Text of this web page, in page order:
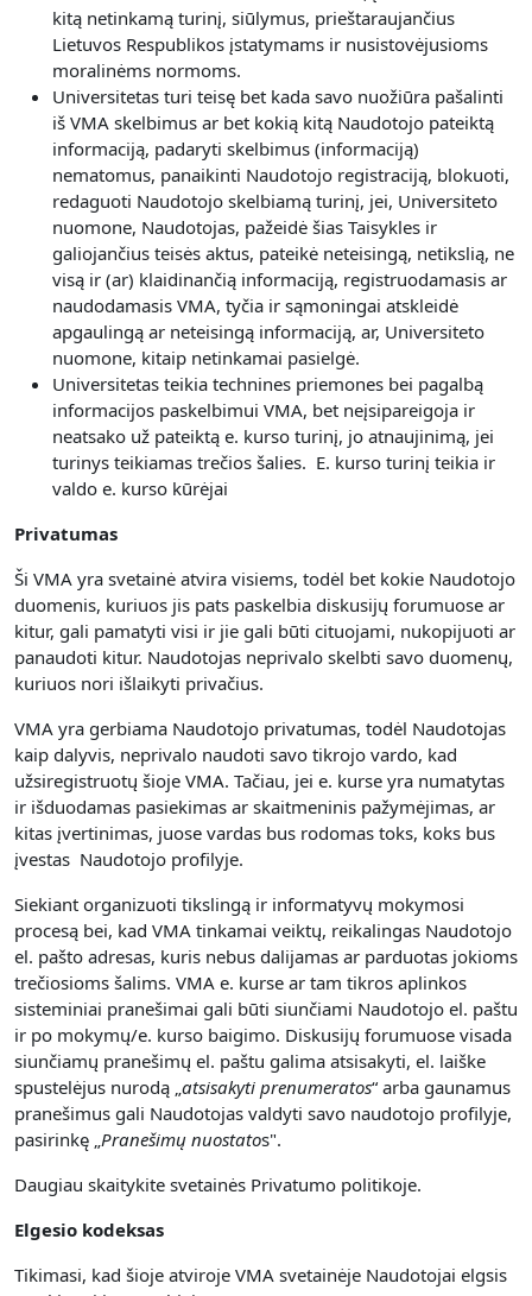
kitą netinkamą turinį, siūlymus, prieštaraujančius
Lietuvos Respublikos įstatymams ir nusistovėjusioms
moralinėms normoms.
Universitetas turi teisę bet kada savo nuožiūra pašalinti
iš VMA skelbimus ar bet kokią kitą Naudotojo pateiktą
informaciją, padaryti skelbimus (informaciją)
nematomus, panaikinti Naudotojo registraciją, blokuoti,
redaguoti Naudotojo skelbiamą turinį, jei, Universiteto
nuomone, Naudotojas, pažeidė šias Taisykles ir
galiojančius teisės aktus, pateikė neteisingą, netikslią, ne
visą ir (ar) klaidinančią informaciją, registruodamasis ar
naudodamasis VMA, tyčia ir sąmoningai atskleidė
apgaulingą ar neteisingą informaciją, ar, Universiteto
nuomone, kitaip netinkamai pasielgė.
Universitetas teikia technines priemones bei pagalbą
informacijos paskelbimui VMA, bet neįsipareigoja ir
neatsako už pateiktą e. kurso turinį, jo atnaujinimą, jei
turinys teikiamas trečios šalies. E. kurso turinį teikia ir
valdo e. kurso kūrėjai
Privatumas
Ši VMA yra svetainė atvira visiems, todėl bet kokie Naudotojo
duomenis, kuriuos jis pats paskelbia diskusijų forumuose ar
kitur, gali pamatyti visi ir jie gali būti cituojami, nukopijuoti ar
panaudoti kitur. Naudotojas neprivalo skelbti savo duomenų,
kuriuos nori išlaikyti privačius.
VMA yra gerbiama Naudotojo privatumas, todėl Naudotojas
kaip dalyvis, neprivalo naudoti savo tikrojo vardo, kad
užsiregistruotų šioje VMA. Tačiau, jei e. kurse yra numatytas
ir išduodamas pasiekimas ar skaitmeninis pažymėjimas, ar
kitas įvertinimas, juose vardas bus rodomas toks, koks bus
įvestas Naudotojo profilyje.
Siekiant organizuoti tikslingą ir informatyvų mokymosi
procesą bei, kad VMA tinkamai veiktų, reikalingas Naudotojo
el. pašto adresas, kuris nebus dalijamas ar parduotas jokioms
trečiosioms šalims. VMA e. kurse ar tam tikros aplinkos
sisteminiai pranešimai gali būti siunčiami Naudotojo el. paštu
ir po mokymų/e. kurso baigimo. Diskusijų forumuose visada
siunčiamų pranešimų el. paštu galima atsisakyti, el. laiške
spustelėjus nurodą „atsisakyti prenumeratos“ arba gaunamus
pranešimus gali Naudotojas valdyti savo naudotojo profilyje,
pasirinkę „Pranešimų nuostatos".
Daugiau skaitykite svetainės Privatumo politikoje.
Elgesio kodeksas
Tikimasi, kad šioje atviroje VMA svetainėje Naudotojai elgsis